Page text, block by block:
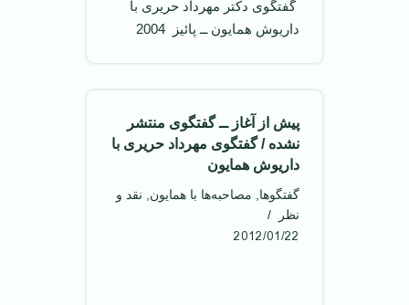
‌ گفتگوی دکتر مهرداد حریری با
داریوش همایون ــ پائیز 2004
پیش از آغاز ــ گفتگوی منتشر
نشده / گفتگوی مهرداد حریری با
داریوش همایون
گفتگوها مصاحبه‌ها با همایون
نقد و
نظر
2012/01/22